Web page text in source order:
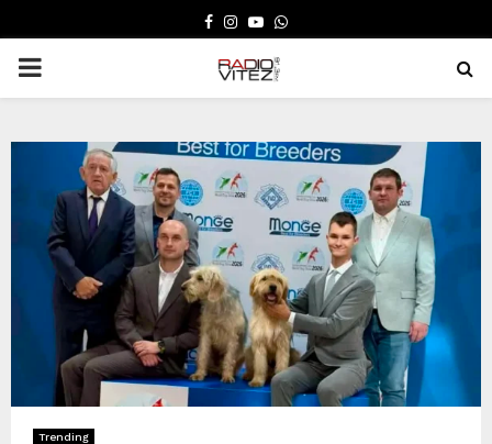
FACEBOOK
INSTAGRAM
YOUTUBE
WHATSAPP
PRIMARY
Trending